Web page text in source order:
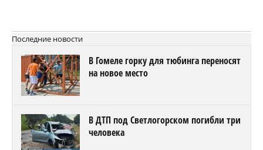
Последние новости
В Гомеле горку для тюбинга переносят
на новое место
В ДТП под Светлогорском погибли три
человека